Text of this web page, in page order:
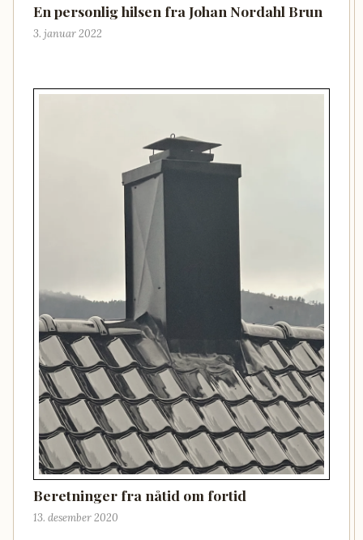
En personlig hilsen fra Johan Nordahl Brun
3. januar 2022
Beretninger fra nåtid om fortid
13. desember 2020